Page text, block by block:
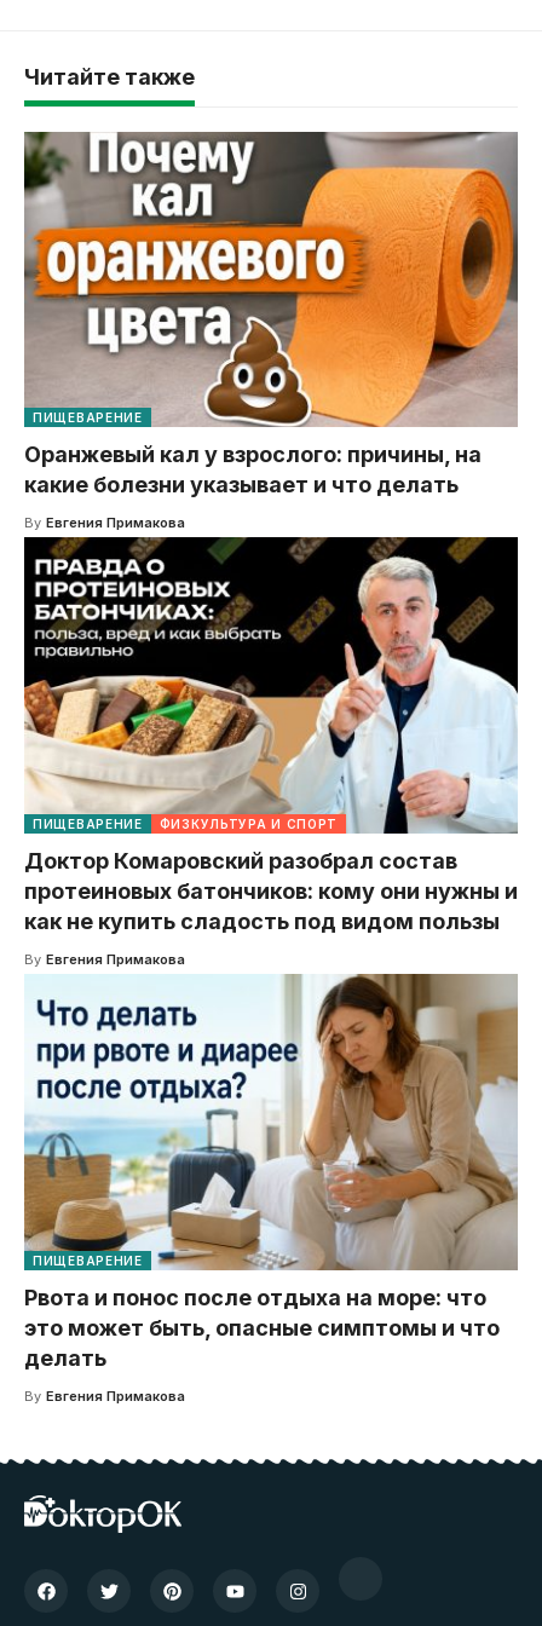
Читайте также
ПИЩЕВАРЕНИЕ
Оранжевый кал у взрослого: причины, на
какие болезни указывает и что делать
By Евгения Примакова
ПИЩЕВАРЕНИЕ ФИЗКУЛЬТУРА И СПОРТ
Доктор Комаровский разобрал состав
протеиновых батончиков: кому они нужны и
как не купить сладость под видом пользы
By Евгения Примакова
ПИЩЕВАРЕНИЕ
Рвота и понос после отдыха на море: что
это может быть, опасные симптомы и что
делать
By Евгения Примакова